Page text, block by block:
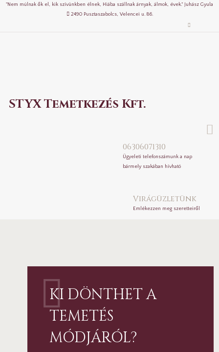
"Nem múlnak ők el, kik szívünkben élnek, Hiába szállnak árnyak, álmok, évek." Juhász Gyula
2490 Pusztaszabolcs, Velencei u. 86.
STYX Temetkezés Kft.
06306071310
Ügyeleti telefonszámunk a nap
bármely szakában hívható
Virágüzletünk
Emlékezzen meg szeretteiről
KI DÖNTHET A
TEMETÉS
MÓDJÁRÓL?